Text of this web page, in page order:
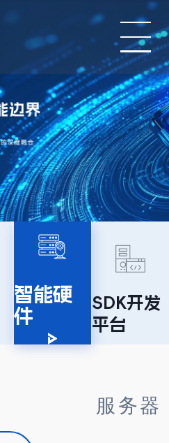
智能硬
件
SDK开发
平台
服务器